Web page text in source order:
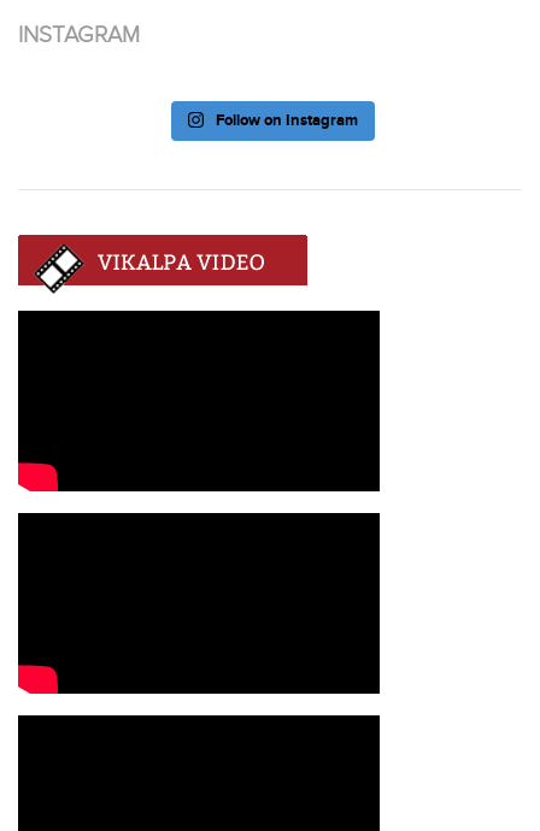
INSTAGRAM
Follow on Instagram